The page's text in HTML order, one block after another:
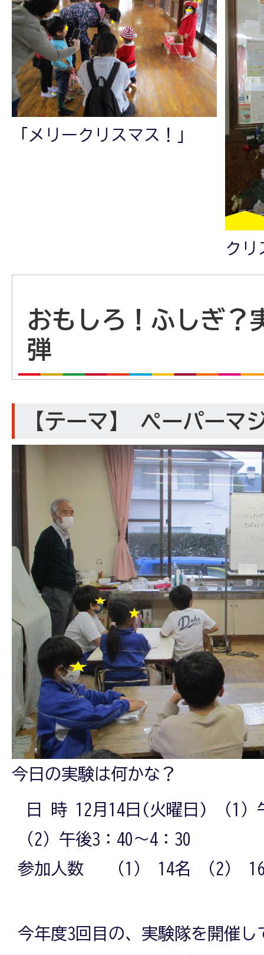
「メリークリスマス！」
クリ
おもしろ！ふしぎ？
弾
【テーマ】 ペーパーマ
今日の実験は何かな？
日 時 12月14日(火曜日) （1）
（2）午後3：40～4：30
参加人数 （1） 14名 （2）
今年度3回目の、実験隊を開催し